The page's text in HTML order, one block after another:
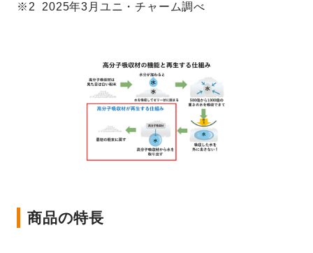
※2 2025年3月ユニ・チャーム調べ
商品の特長